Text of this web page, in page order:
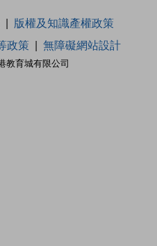
教育城有限公司
版權及知識產權政策
政策 無障礙網站設計